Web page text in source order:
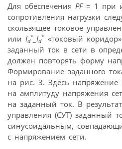
Для обеспечения PF= 1 при
сопротивления нагрузки
скользящее токовое
или Id
* _Id
* «токовый коридор»
заданный ток в сети в
должен повторять форму
Формирование заданного
на рис. 3. Здесь напряжение
на амплитуду напряжения
на заданный ток. В
управления (СУТ) заданный
синусоидальным,
с напряжением сети.